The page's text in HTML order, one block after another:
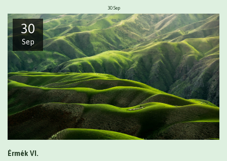
30Sep
30
Sep
Érmék VI.